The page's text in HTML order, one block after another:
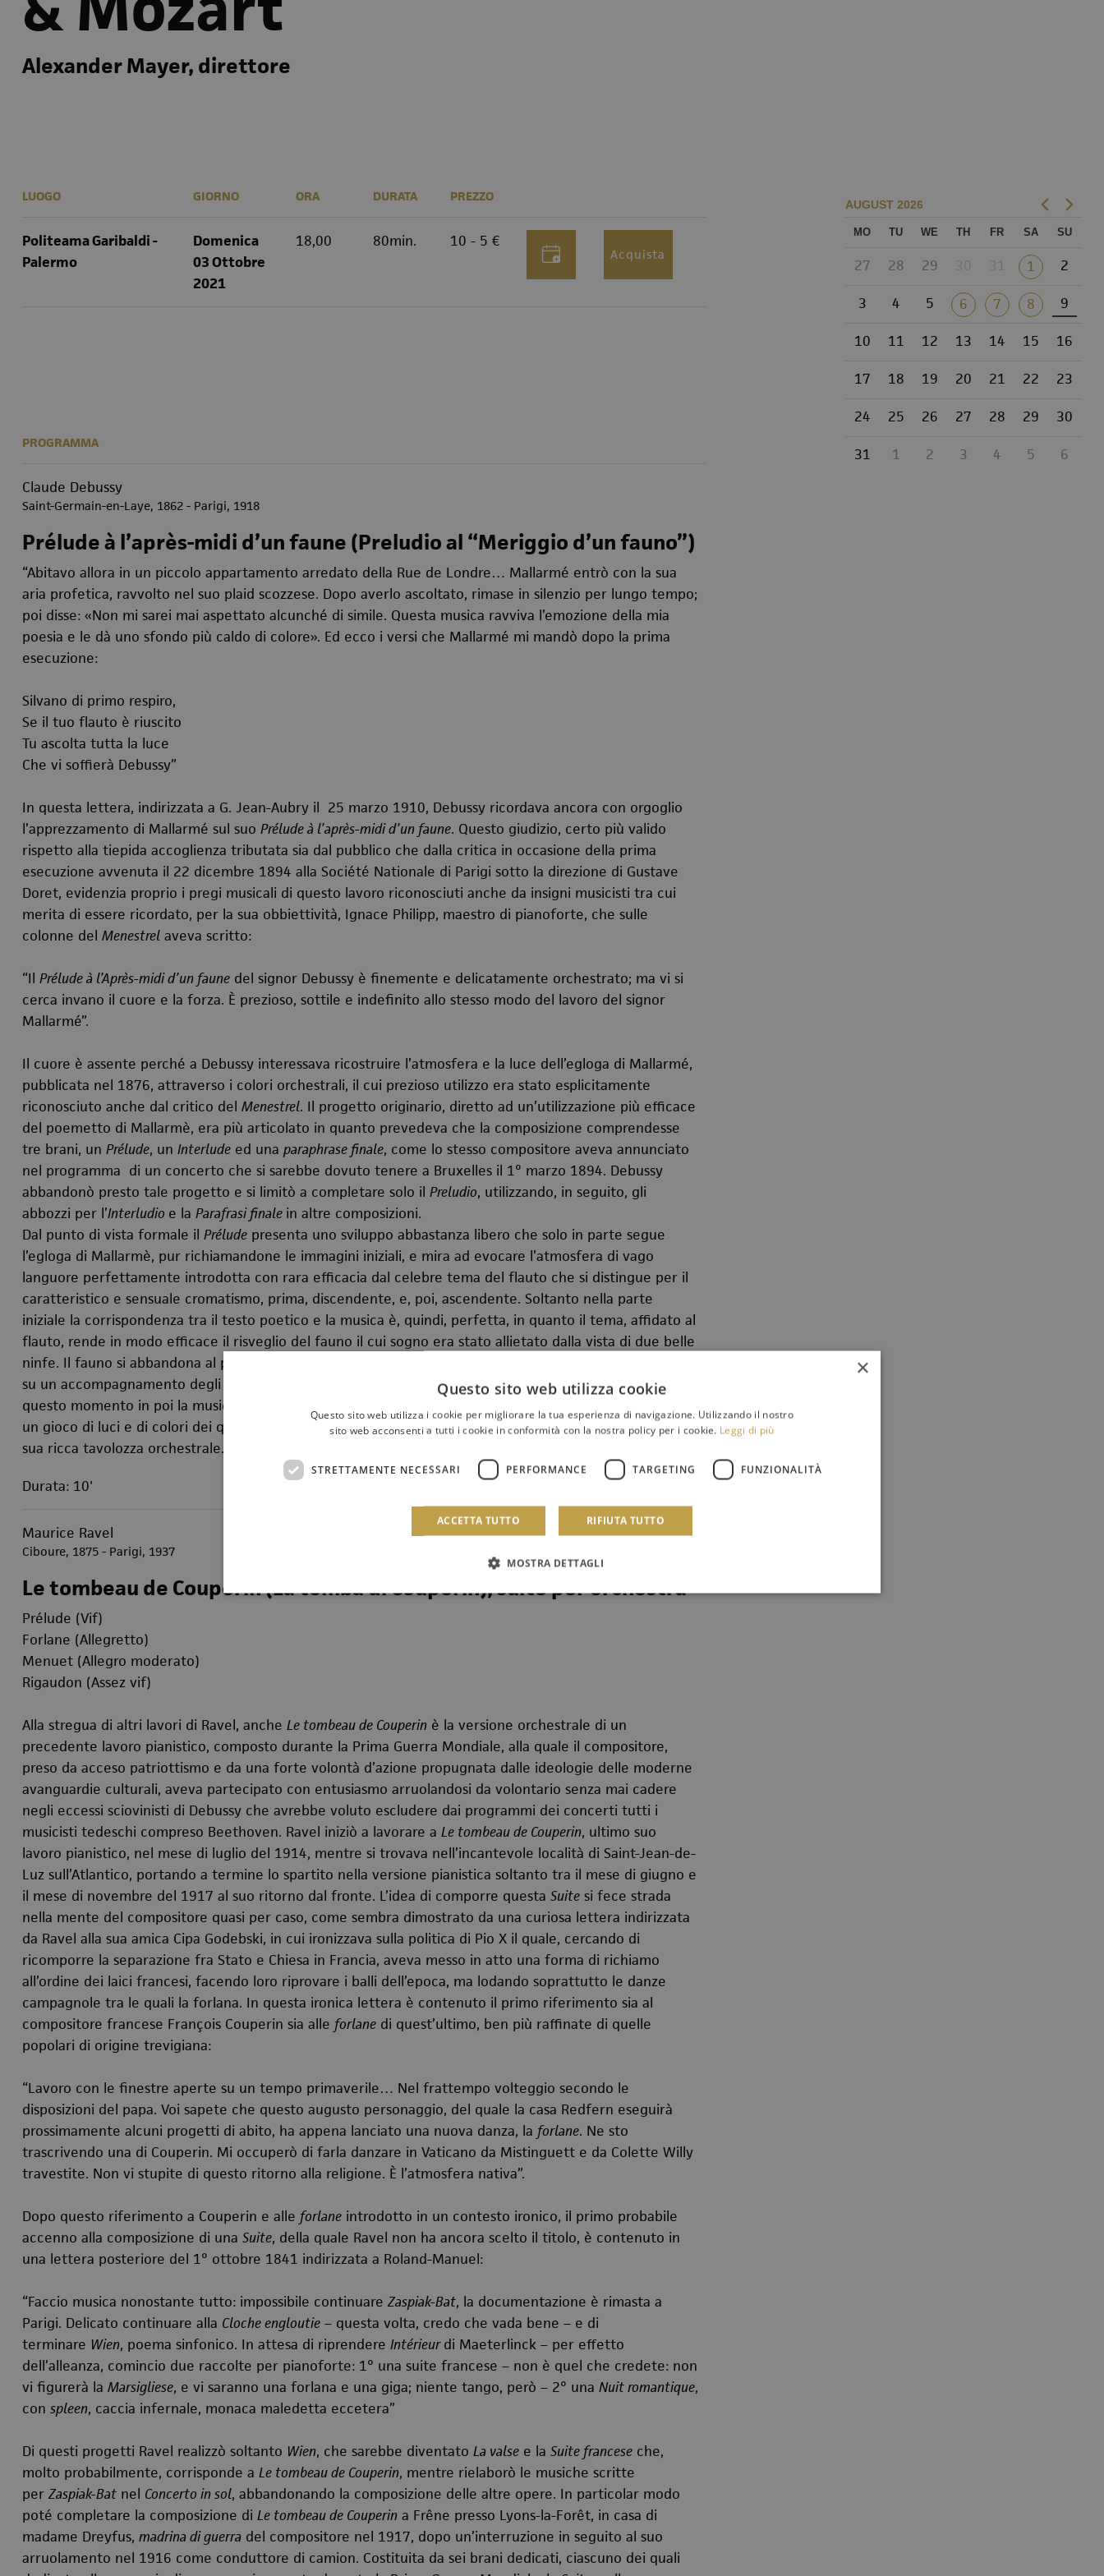
Alexander Mayer, direttore
AUGUST 2026
MO TU WE TH FR SA SU
27 28 29 1 2
3 4 5 6 7 8 9
10 11 12 13 14 15 16
17 18 19 20 21 22 23
24 25 26 27 28 29 30
31 1 2 3 4 5 6
LUOGO
Politeama Garibaldi -
Palermo
GIORNO ORA DURATA PREZZO
Domenica
03 Ottobre
2021
18,00 80min. 10 - 5 €
Acquista
PROGRAMMA
Claude Debussy
Saint-Germain-en-Laye, 1862 - Parigi, 1918
Prélude à l’après-midi d’un faune (Preludio al “Meriggio d’un fauno”)
“Abitavo allora in un piccolo appartamento arredato della Rue de Londre… Mallarmé entrò con la sua
aria profetica, ravvolto nel suo plaid scozzese. Dopo averlo ascoltato, rimase in silenzio per lungo tempo;
poi disse: «Non mi sarei mai aspettato alcunché di simile. Questa musica ravviva l’emozione della mia
poesia e le dà uno sfondo più caldo di colore». Ed ecco i versi che Mallarmé mi mandò dopo la prima
esecuzione:
Silvano di primo respiro,
Se il tuo flauto è riuscito
Tu ascolta tutta la luce
Che vi soffierà Debussy”
In questa lettera, indirizzata a G. Jean-Aubry il 25 marzo 1910, Debussy ricordava ancora con orgoglio
l’apprezzamento di Mallarmé sul suo Prélude à l’après-midi d’un faune. Questo giudizio, certo più valido
rispetto alla tiepida accoglienza tributata sia dal pubblico che dalla critica in occasione della prima
esecuzione avvenuta il 22 dicembre 1894 alla Société Nationale di Parigi sotto la direzione di Gustave
Doret, evidenzia proprio i pregi musicali di questo lavoro riconosciuti anche da insigni musicisti tra cui
merita di essere ricordato, per la sua obbiettività, Ignace Philipp, maestro di pianoforte, che sulle
colonne del Menestrelaveva scritto:
“Il Prélude à l’Après-midi d’un faunedel signor Debussy è finemente e delicatamente orchestrato; ma vi si
cerca invano il cuore e la forza. È prezioso, sottile e indefinito allo stesso modo del lavoro del signor
Mallarmé”.
Il cuore è assente perché a Debussy interessava ricostruire l’atmosfera e la luce dell’egloga di Mallarmé,
pubblicata nel 1876, attraverso i colori orchestrali, il cui prezioso utilizzo era stato esplicitamente
riconosciuto anche dal critico del Menestrel. Il progetto originario, diretto ad un’utilizzazione più efficace
del poemetto di Mallarmè, era più articolato in quanto prevedeva che la composizione comprendesse
tre brani, un Prélude, un Interludeed una paraphrase finale, come lo stesso compositore aveva annunciato
nel programma di un concerto che si sarebbe dovuto tenere a Bruxelles il 1° marzo 1894. Debussy
abbandonò presto tale progetto e si limitò a completare solo il Preludio, utilizzando, in seguito, gli
abbozzi per l’Interludio e la Parafrasifinale in altre composizioni.
Dal punto di vista formale il Préludepresenta uno sviluppo abbastanza libero che solo in parte segue
l’egloga di Mallarmè, pur richiamandone le immagini iniziali, e mira ad evocare l’atmosfera di vago
languore perfettamente introdotta con rara efficacia dal celebre tema del flauto che si distingue per il
caratteristico e sensuale cromatismo, prima, discendente, e, poi, ascendente. Soltanto nella parte
iniziale la corrispondenza tra il testo poetico e la musica è, quindi, perfetta, in quanto il tema, affidato al
flauto, rende in modo efficace il risveglio del fauno il cui sogno era stato allietato dalla vista di due belle
ninfe. Il fauno si abbandona al piacere del suono del flauto e con la sua melodia evoca quelle immagini
su un accompagnamento degli archi che sottolinea e sostiene l’atmosfera sensuale di tutto il poema. Da
questo momento in poi la musica sembra esprimere soltanto le sensazioni provate dal fauno attraverso
un gioco di luci e di colori dei quali il compositore si servì con impareggiabile maestria ricorrendo alla
sua ricca tavolozza orchestrale.
Durata: 10'
Maurice Ravel
Ciboure, 1875 - Parigi, 1937
Le tombeau de Couperin (La tomba di Couperin), suite per orchestra
Prélude (Vif)
Forlane (Allegretto)
Menuet (Allegro moderato)
Rigaudon (Assez vif)
Alla stregua di altri lavori di Ravel, anche Le tombeau de Couperinè la versione orchestrale di un
precedente lavoro pianistico, composto durante la Prima Guerra Mondiale, alla quale il compositore,
preso da acceso patriottismo e da una forte volontà d’azione propugnata dalle ideologie delle moderne
avanguardie culturali, aveva partecipato con entusiasmo arruolandosi da volontario senza mai cadere
negli eccessi sciovinisti di Debussy che avrebbe voluto escludere dai programmi dei concerti tutti i
musicisti tedeschi compreso Beethoven. Ravel iniziò a lavorare a Le tombeau de Couperin, ultimo suo
lavoro pianistico, nel mese di luglio del 1914, mentre si trovava nell’incantevole località di Saint-Jean-de-
Luz sull’Atlantico, portando a termine lo spartito nella versione pianistica soltanto tra il mese di giugno e
il mese di novembre del 1917 al suo ritorno dal fronte. L’idea di comporre questa Suitesi fece strada
nella mente del compositore quasi per caso, come sembra dimostrato da una curiosa lettera indirizzata
da Ravel alla sua amica Cipa Godebski, in cui ironizzava sulla politica di Pio X il quale, cercando di
ricomporre la separazione fra Stato e Chiesa in Francia, aveva messo in atto una forma di richiamo
all’ordine dei laici francesi, facendo loro riprovare i balli dell’epoca, ma lodando soprattutto le danze
campagnole tra le quali la forlana. In questa ironica lettera è contenuto il primo riferimento sia al
compositore francese François Couperin sia alle forlanedi quest’ultimo, ben più raffinate di quelle
popolari di origine trevigiana:
“Lavoro con le finestre aperte su un tempo primaverile… Nel frattempo volteggio secondo le
disposizioni del papa. Voi sapete che questo augusto personaggio, del quale la casa Redfern eseguirà
prossimamente alcuni progetti di abito, ha appena lanciato una nuova danza, la forlane. Ne sto
trascrivendo una di Couperin. Mi occuperò di farla danzare in Vaticano da Mistinguett e da Colette Willy
travestite. Non vi stupite di questo ritorno alla religione. È l’atmosfera nativa”.
Dopo questo riferimento a Couperin e alle forlaneintrodotto in un contesto ironico, il primo probabile
accenno alla composizione di una Suite, della quale Ravel non ha ancora scelto il titolo, è contenuto in
una lettera posteriore del 1° ottobre 1841 indirizzata a Roland-Manuel:
“Faccio musica nonostante tutto: impossibile continuare Zaspiak-Bat, la documentazione è rimasta a
Parigi. Delicato continuare alla Cloche engloutie– questa volta, credo che vada bene – e di
terminare Wien, poema sinfonico. In attesa di riprendere Intérieurdi Maeterlinck – per effetto
dell’alleanza, comincio due raccolte per pianoforte: 1° una suite francese – non è quel che credete: non
vi figurerà la Marsigliese, e vi saranno una forlana e una giga; niente tango, però – 2° una Nuit romantique,
con spleen, caccia infernale, monaca maledetta eccetera”
Di questi progetti Ravel realizzò soltanto Wien, che sarebbe diventato La valsee la Suite franceseche,
molto probabilmente, corrisponde a Le tombeau de Couperin, mentre rielaborò le musiche scritte
per Zaspiak-Batnel Concerto in sol, abbandonando la composizione delle altre opere. In particolar modo
poté completare la composizione di Le tombeau de Couperina Frêne presso Lyons-la-Forêt, in casa di
madame Dreyfus, madrina di guerra del compositore nel 1917, dopo un’interruzione in seguito al suo
arruolamento nel 1916 come conduttore di camion. Costituita da sei brani dedicati, ciascuno dei quali
×
Questo sito web utilizza cookie
Questo sito web utilizza i cookie per migliorare la tua esperienza di navigazione. Utilizzando il nostro
sito web acconsenti a tutti i cookie in conformità con la nostra policy per i cookie. Leggi di più
STRETTAMENTE NECESSARI PERFORMANCE TARGETING FUNZIONALITÀ
ACCETTA TUTTO RIFIUTA TUTTO
MOSTRA DETTAGLI